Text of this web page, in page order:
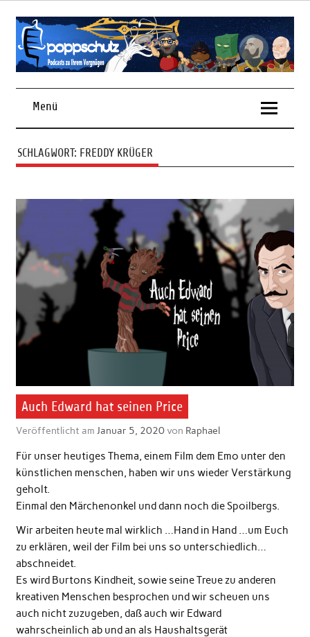
Skip
contentPodcasts zu Ihrem Vergnügen
Menü
SCHLAGWORT: FREDDY KRÜGER
Auch Edward hat seinen Price
Veröffentlicht am Januar 5, 2020von Raphael
Für unser heutiges Thema, einem Film dem Emo unter den
künstlichen menschen, haben wir uns wieder Verstärkung
geholt.
Einmal den Märchenonkel und dann noch die Spoilbergs.
Wir arbeiten heute mal wirklich …Hand in Hand …um Euch
zu erklären, weil der Film bei uns so unterschiedlich…
abschneidet.
Es wird Burtons Kindheit, sowie seine Treue zu anderen
kreativen Menschen besprochen und wir scheuen uns
auch nicht zuzugeben, daß auch wir Edward
wahrscheinlich ab und an als Haushaltsgerät